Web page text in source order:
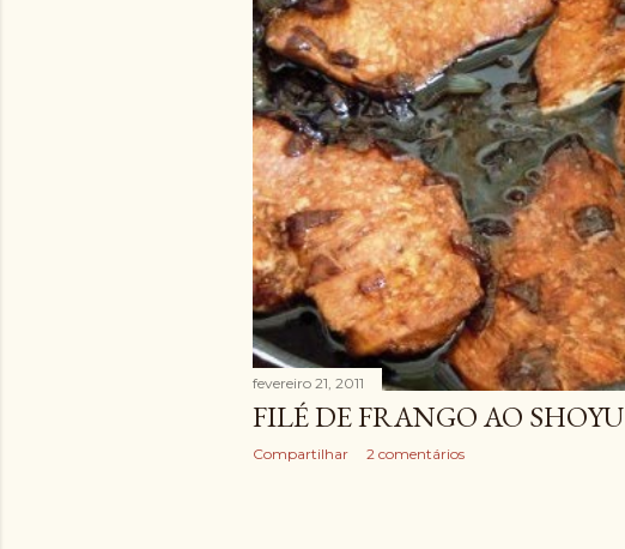
a
g
e
n
s
fevereiro 21, 2011
FILÉ DE FRANGO AO SHOYU
Compartilhar 2 comentários